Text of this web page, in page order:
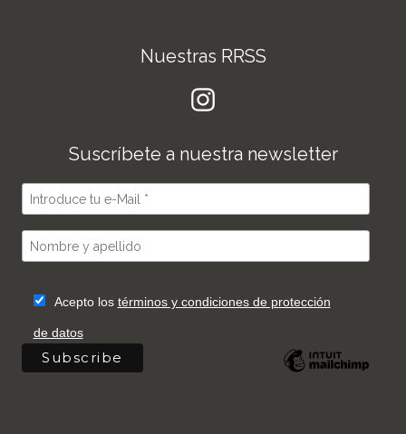
Nuestras RRSS
Suscríbete a nuestra newsletter
Acepto los términos y condiciones de protección
de datos